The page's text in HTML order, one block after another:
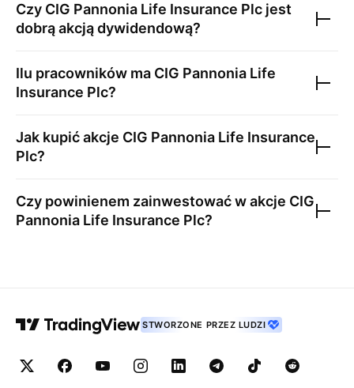
Czy CIG Pannonia Life Insurance Plc jest
dobrą akcją dywidendową?
Ilu pracowników ma CIG Pannonia Life
Insurance Plc?
Jak kupić akcje CIG Pannonia Life Insurance
Plc?
Czy powinienem zainwestować w akcje CIG
Pannonia Life Insurance Plc?
STWORZONE PRZEZ LUDZI